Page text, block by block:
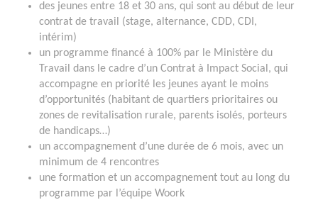
des jeunes entre 18 et 30 ans, qui sont au début de leur
contrat de travail (stage, alternance, CDD, CDI,
intérim)
un programme financé à 100% par le Ministère du
Travail dans le cadre d’un Contrat à Impact Social, qui
accompagne en priorité les jeunes ayant le moins
d’opportunités (habitant de quartiers prioritaires ou
zones de revitalisation rurale, parents isolés, porteurs
de handicaps…)
un accompagnement d’une durée de 6 mois, avec un
minimum de 4 rencontres
une formation et un accompagnement tout au long du
programme par l’équipe Woork